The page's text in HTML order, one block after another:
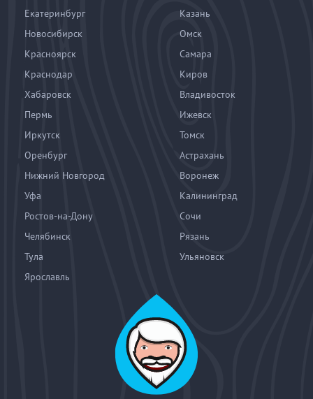
Екатеринбург
Казань
Новосибирск
Омск
Красноярск
Самара
Краснодар
Киров
Хабаровск
Владивосток
Пермь
Ижевск
Иркутск
Томск
Оренбург
Астрахань
Нижний Новгород
Воронеж
Уфа
Калининград
Ростов-на-Дону
Сочи
Челябинск
Рязань
Тула
Ульяновск
Ярославль